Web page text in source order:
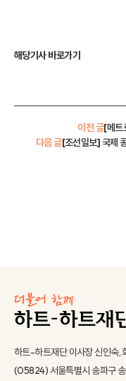
해당기사 바로가기
이전 글[메트
[조선일보] 국제
다음 글
하트-하트재단 이사장 신인숙,
(05824) 서울특별시 송파구